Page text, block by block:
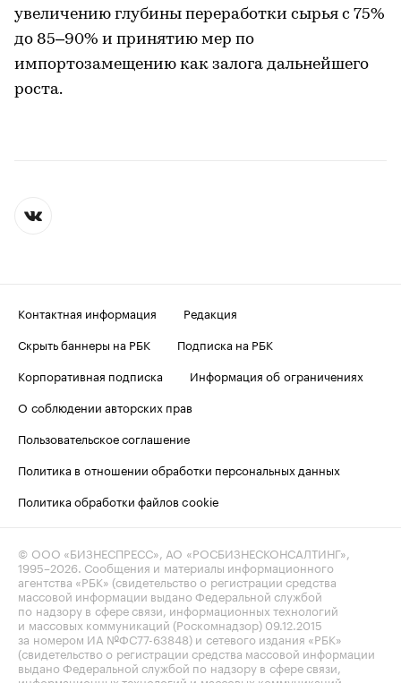
увеличению глубины переработки сырья с 75%
до 85–90% и принятию мер по
импортозамещению как залога дальнейшего
роста.
Контактная информация
Редакция
Скрыть баннеры на РБК
Подписка на РБК
Корпоративная подписка
Информация об ограничениях
О соблюдении авторских прав
Пользовательское соглашение
Политика в отношении обработки персональных данных
Политика обработки файлов cookie
© ООО «БИЗНЕСПРЕСС», АО «РОСБИЗНЕСКОНСАЛТИНГ»,
1995–2026. Сообщения и материалы информационного
агентства «РБК» (свидетельство о регистрации средства
массовой информации выдано Федеральной службой
по надзору в сфере связи, информационных технологий
и массовых коммуникаций (Роскомнадзор) 09.12.2015
за номером ИА №ФС77-63848) и сетевого издания «РБК»
(свидетельство о регистрации средства массовой информации
выдано Федеральной службой по надзору в сфере связи,